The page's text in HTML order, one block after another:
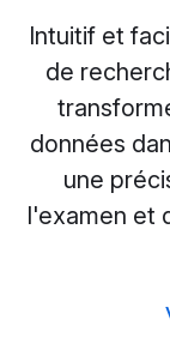
Intuitif et
de
données
une
l'examen et